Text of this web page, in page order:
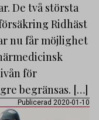
De två största
Ridhäst
nu får möjlighet
för
begränsas. […]
Publicerad 2020-01-10